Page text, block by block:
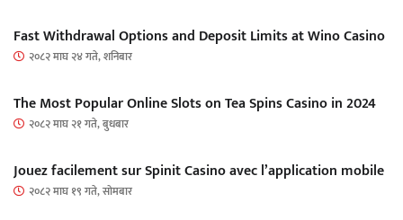
Fast Withdrawal Options and Deposit Limits at Wino Casino
२०८२ माघ २४ गते, शनिबार
The Most Popular Online Slots on Tea Spins Casino in 2024
२०८२ माघ २१ गते, बुधबार
Jouez facilement sur Spinit Casino avec l’application mobile
२०८२ माघ १९ गते, सोमबार